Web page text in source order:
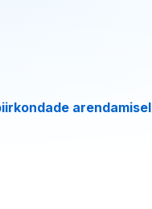
arendamisel